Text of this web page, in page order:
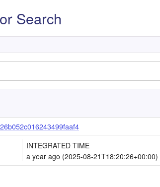
Search
INTEGRATED TIME
a year ago (2025-08-21T18:20:26+00:00)